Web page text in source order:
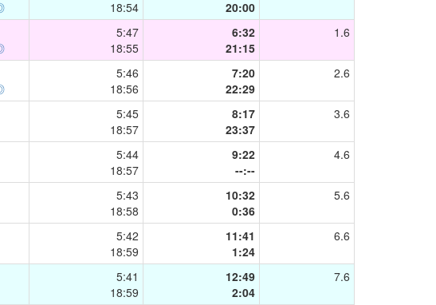
18:54
20:00
5:47
18:55
6:32
21:15
1.6
5:46
18:56
7:20
22:29
2.6
5:45
18:57
8:17
23:37
3.6
5:44
18:57
9:22
--:--
4.6
5:43
18:58
10:32
0:36
5.6
5:42
18:59
11:41
1:24
6.6
5:41
18:59
12:49
2:04
7.6